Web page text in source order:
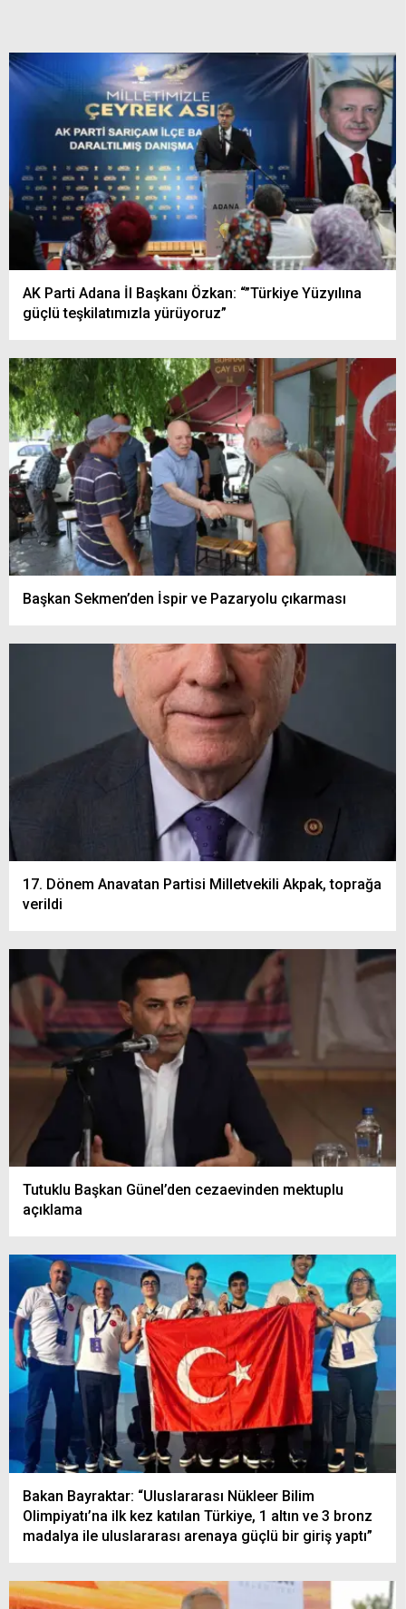
AK Parti Adana İl Başkanı Özkan: “”Türkiye Yüzyılına
güçlü teşkilatımızla yürüyoruz”
Başkan Sekmen’den İspir ve Pazaryolu çıkarması
17. Dönem Anavatan Partisi Milletvekili Akpak, toprağa
verildi
Tutuklu Başkan Günel’den cezaevinden mektuplu
açıklama
Bakan Bayraktar: “Uluslararası Nükleer Bilim
Olimpiyatı’na ilk kez katılan Türkiye, 1 altın ve 3 bronz
madalya ile uluslararası arenaya güçlü bir giriş yaptı”